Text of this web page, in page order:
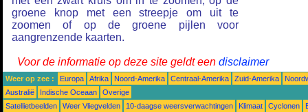
groene knop met een streepje om uit te
zoomen of op de groene pijlen voor
aangrenzende kaarten.
Voor de informatie op deze site geldt een disclaimer
Weer op zee : Europa Afrika Noord-Amerika Centraal-Amerika Zuid-Amerika
Australië
Indische Oceaan
Overige
Satellietbeelden
Weer Vliegvelden 10-daagse weersverwachtingen Klimaat Cyclonen